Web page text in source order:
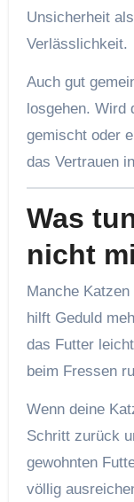
Unsicherheit
Verlässlichkeit.
Auch gut
losgehen. Wird
gemischt oder
das Vertrauen
Was
nicht
Manche
hilft Geduld
das Futter
beim Fressen
Wenn deine
Schritt zurück
gewohnten
völlig